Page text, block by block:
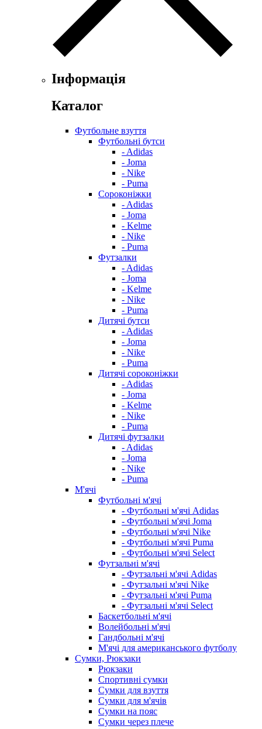
Інформація
Каталог
Футбольне взуття
Футбольні бутси
- Adidas
- Joma
- Nike
- Puma
Сороконіжки
- Adidas
- Joma
- Kelme
- Nike
- Puma
Футзалки
- Adidas
- Joma
- Kelme
- Nike
- Puma
Дитячі бутси
- Adidas
- Joma
- Nike
- Puma
Дитячі сороконіжки
- Adidas
- Joma
- Kelme
- Nike
- Puma
Дитячі футзалки
- Adidas
- Joma
- Nike
- Puma
М'ячі
Футбольні м'ячі
- Футбольні м'ячі Adidas
- Футбольні м'ячі Joma
- Футбольні м'ячі Nike
- Футбольні м'ячі Puma
- Футбольні м'ячі Select
Футзальні м'ячі
- Футзальні м'ячі Adidas
- Футзальні м'ячі Nike
- Футзальні м'ячі Puma
- Футзальні м'ячі Select
Баскетбольні м'ячі
Волейбольні м'ячі
Гандбольні м'ячі
М'ячі для американського футболу
Сумки, Рюкзаки
Рюкзаки
Спортивні сумки
Сумки для взуття
Сумки для м'ячів
Сумки на пояс
Сумки через плече